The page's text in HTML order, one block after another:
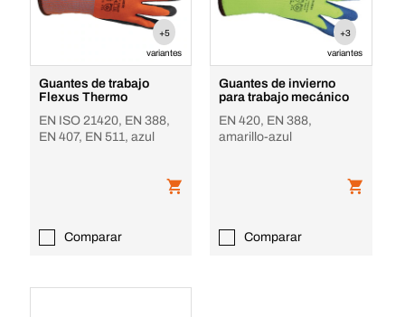
+5
variantes
Guantes de trabajo
Flexus Thermo
EN ISO 21420, EN 388,
EN 407, EN 511, azul
Comparar
+3
variantes
Guantes de invierno
para trabajo mecánico
EN 420, EN 388,
amarillo-azul
Comparar